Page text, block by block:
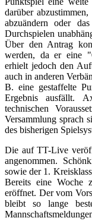
darüber abzustimmen,
abzuändern oder
Durchspielen
Über den Antrag
werden, da er eine
erhielt jedoch den
auch in anderen
B. eine gestaffelte
Ergebnis ausfällt.
technischen
Versammlung sprach
des bisherigen
Die auf TT-Live
angenommen.
sowie der 1.
Bereits eine Woche
eröffnet. Der vom
bleibt so lange